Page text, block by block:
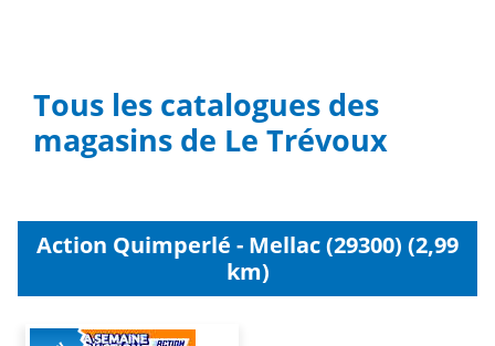
Tous les catalogues des
magasins de Le Trévoux
Action Quimperlé - Mellac (29300) (2,99
km)